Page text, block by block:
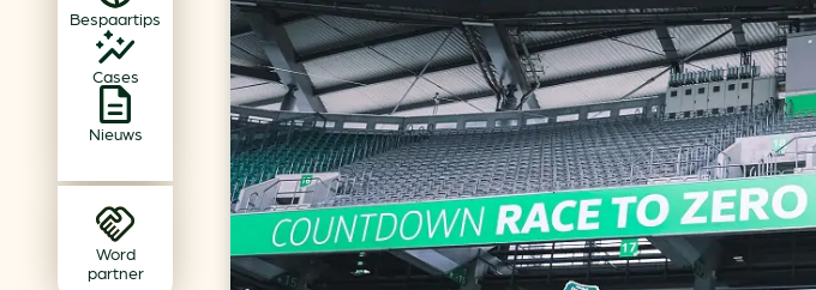
Bespaartips
Cases
Nieuws
Word
partner
Dossiers
Achtergrond klimaatverandering
Beprijzing van CO2
Ondernemen zonder aardgas
Verduurzamen bedrijventerrein
Klimaattransitie op wijkniveau
Besparen
In je gebouw
Op vervoer
In de bedrijfsvoering